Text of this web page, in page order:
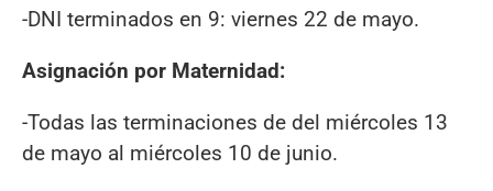
-DNI terminados en 9: viernes 22 de mayo.
Asignación por Maternidad:
-Todas las terminaciones de del miércoles 13
de mayo al miércoles 10 de junio.